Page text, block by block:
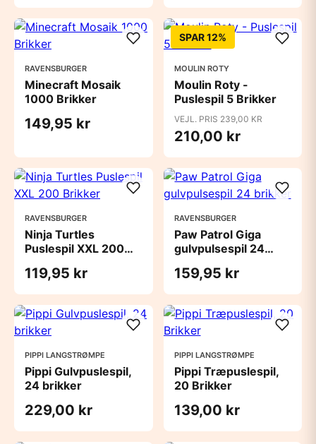
RAVENSBURGER
Minecraft Mosaik
1000 Brikker
149,95 kr
SPAR 12%
MOULIN ROTY
Moulin Roty -
Puslespil 5 Brikker
VEJL. PRIS 239,00 KR
210,00 kr
RAVENSBURGER
Ninja Turtles
Puslespil XXL 200
119,95 kr
RAVENSBURGER
Paw Patrol Giga
gulvpulsespil 24
159,95 kr
PIPPI LANGSTRØMPE
Pippi Gulvpuslespil,
24 brikker
229,00 kr
PIPPI LANGSTRØMPE
Pippi Træpuslespil,
20 Brikker
139,00 kr